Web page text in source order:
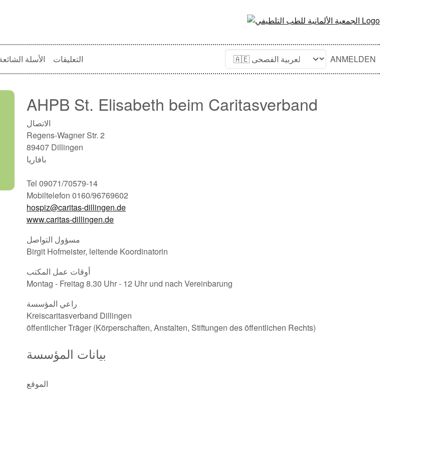
الأسلة التعليقات ANMELDEN
AHPB St. Elisabeth beim Caritasverband
الاتصال
Regens-Wagner Str. 2
89407 Dillingen
بافاريا
Tel 09071/70579-14
Mobiltelefon 0160/96769602
hospiz@caritas-dillingen.de
www.caritas-dillingen.de
مسؤول التواصل
Birgit Hofmeister, leitende Koordinatorin
أوقات عمل المكتب
Montag - Freitag 8.30 Uhr - 12 Uhr und nach Vereinbarung
راعي المؤسسة
Kreiscaritasverband Dillingen
öffentlicher Träger (Körperschaften, Anstalten, Stiftungen des öffentlichen Rechts)
بيانات المؤسسة
الموقع